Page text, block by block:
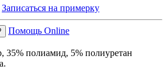
Записаться на примерку
Помощь Online
35% полиамид, 5% полиуретан